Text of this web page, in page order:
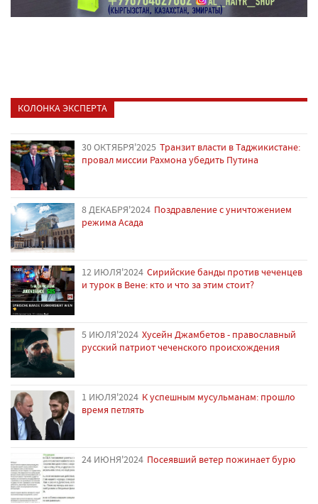
КОЛОНКА ЭКСПЕРТА
30 ОКТЯБРЯ'2025 Транзит власти в Таджикистане:
провал миссии Рахмона убедить Путина
8 ДЕКАБРЯ'2024 Поздравление с уничтожением
режима Асада
12 ИЮЛЯ'2024 Сирийские банды против чеченцев
и турок в Вене: кто и что за этим стоит?
5 ИЮЛЯ'2024 Хусейн Джамбетов - православный
русский патриот чеченского происхождения
1 ИЮЛЯ'2024 К успешным мусульманам: прошло
время петлять
24 ИЮНЯ'2024 Посеявший ветер пожинает бурю